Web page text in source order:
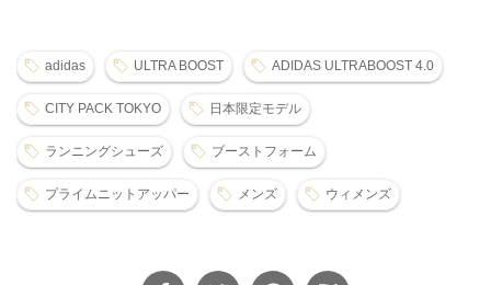
adidas ULTRA BOOST ADIDAS ULTRABOOST 4.0
CITY PACK TOKYO 日本限定モデル
ランニングシューズ ブーストフォーム
プライムニットアッパー メンズ ウィメンズ